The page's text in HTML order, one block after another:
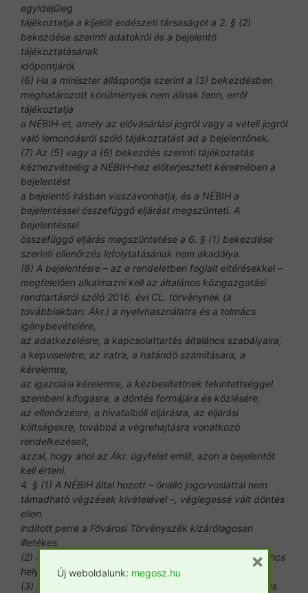
egyidejűleg
tájékoztatja a kijelölt erdészeti társaságot a 2. § (2)
bekezdése szerinti adatokról és a bejelentő
tájékoztatásának
időpontjáról.
(6) Ha a miniszter álláspontja szerint a (3) bekezdésben
meghatározott körülmények nem állnak fenn, erről
tájékoztatja
a NÉBIH-et, amely az elővásárlási jogról vagy a vételi jogról
való lemondásról szóló tájékoztatást ad a bejelentőnek.
(7) Az (5) vagy a (6) bekezdés szerinti tájékoztatás
kézhezvételéig a NÉBIH-hez előterjesztett kérelmében a
bejelentést
a bejelentő írásban visszavonhatja, és a NÉBIH a
bejelentéssel összefüggő eljárást megszünteti. A
bejelentéssel
összefüggő eljárás megszüntetése a 6. § (1) bekezdése
szerinti ellenőrzés lefolytatásának nem akadálya.
(8) A bejelentésre – az e rendeletben foglalt eltérésekkel –
megfelelően alkalmazni kell az általános közigazgatási
rendtartásról szóló 2016. évi CL. törvénynek (a
továbbiakban: Ákr.) a nyelvhasználatra és a tolmács
igénybevételére,
az adatkezelésre, a kapcsolattartás általános szabályaira,
a képviseletre, az iratra, a határidő számítására, a
kérelemre,
az igazolási kérelemre, a kézbesítettnek tekintettséggel
szembeni kifogásra, a döntés formájára és közlésére,
az ellenőrzésre, a hivatalbóli eljárásra, az eljárási
költségekre, továbbá a végrehajtásra vonatkozó
rendelkezéseit,
azzal, hogy ahol az Ákr. ügyfelet említ, azon a bejelentőt
kell érteni.
4. § (1) A NÉBIH által hozott – önálló jogorvoslattal nem
támadható végzések kivételével –, véglegessé vált döntés
ellen
indított perre a Fővárosi Törvényszék kizárólagosan
illetékes.
(2) Azonnali jogvédelem biztosításának az eljárásban nincs
helye. Az eljárásban a jogi képviselet kötelező.
(3) A bíróság a kérelem beérkezését követően nemperes
Új weboldalunk: megosz.hu
×